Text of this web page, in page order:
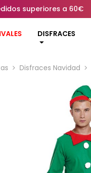
superiores a 60€
DISFRACES
Disfraces Navidad